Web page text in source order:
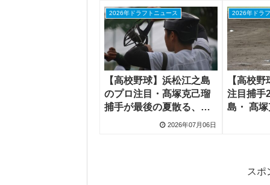
2026年ドラフトニュース
【高校野球】浜松江之島
のプロ注目・髙塚克己瑠
捕手が最後の夏散る、山
梨学院から転校の3年が大
2026年07月06日
2026年ドラ
【高校
注目捕手
島・ 髙
スポ